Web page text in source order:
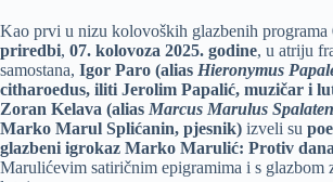
Kao prvi u nizu kolovoških glazbenih programa
priredbi, 07. kolovoza 2025. godine, u atriju
samostana, Igor Paro (alias Hieronymus
citharoedus, iliti Jerolim Papalić, muzičar i
Zoran Kelava (alias Marcus Marulus
Marko Marul Splićanin, pjesnik) izveli su
glazbeni igrokaz Marko Marulić: Protiv
Marulićevim satiričnim epigramima i s glazbom